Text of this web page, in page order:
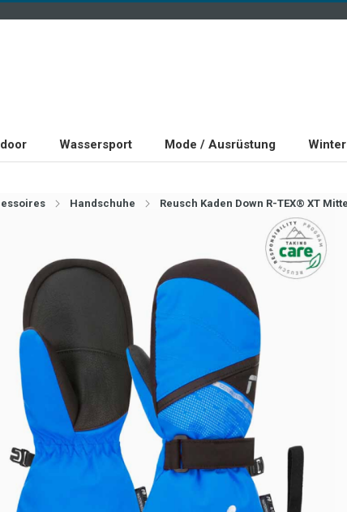
Wassersport Mode / Ausrüstung
Handschuhe Reusch Kaden Down R-TEX® XT